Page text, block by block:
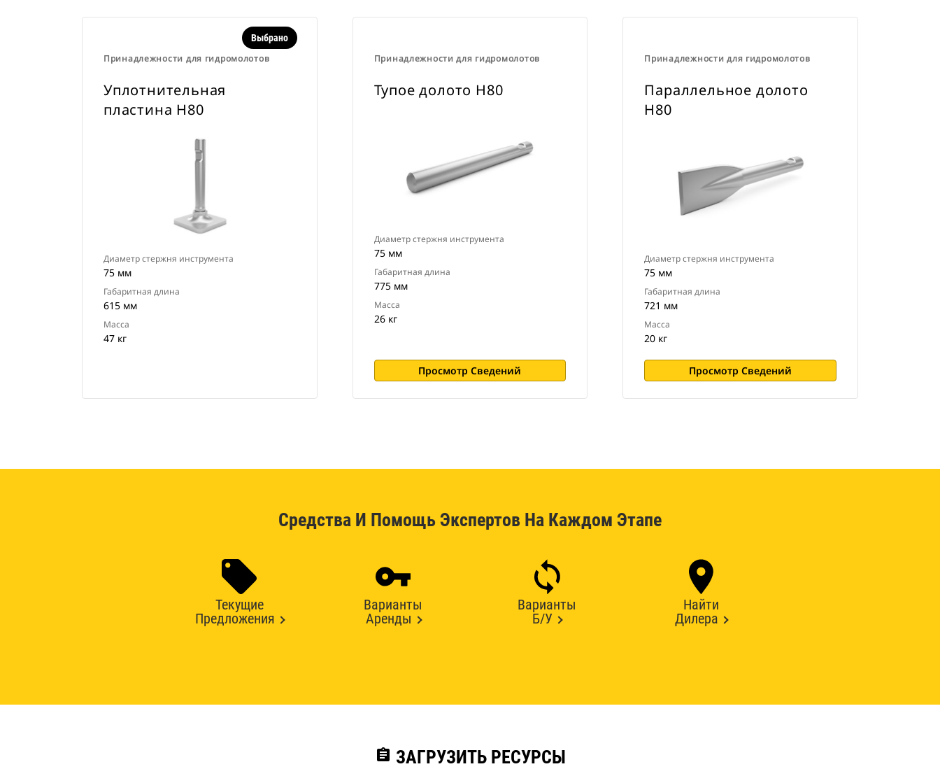
Принадлежности для гидромолотов
Выбрано
Уплотнительная
пластина Н80
Диаметр стержня инструмента
75 мм
Габаритная длина
615 мм
Масса
47 кг
Принадлежности для гидромолотов
Тупое долото H80
Диаметр стержня инструмента
75 мм
Габаритная длина
775 мм
Масса
26 кг
Просмотр Сведений
Принадлежности для гидромолотов
Параллельное долото
Н80
Диаметр стержня инструмента
75 мм
Габаритная длина
721 мм
Масса
20 кг
Просмотр Сведений
Средства И Помощь Экспертов На Каждом Этапе
Текущие
Предложения
Варианты
Аренды
Варианты
Б/У
Найти
Дилера
assignment ЗАГРУЗИТЬ РЕСУРСЫ